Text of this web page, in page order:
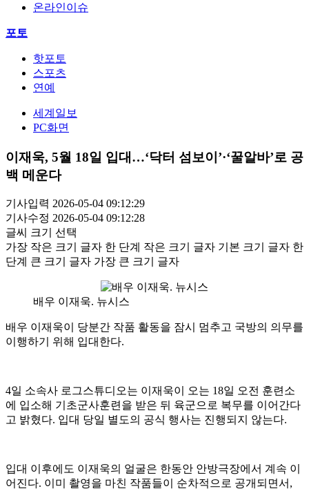
온라인이슈
포토
핫포토
스포츠
연예
세계일보
PC화면
이재욱, 5월 18일 입대…‘닥터 섬보이’·‘꿀알바’로 공
백 메운다
기사입력 2026-05-04 09:12:29
기사수정 2026-05-04 09:12:28
글씨 크기 선택
가장 작은 크기 글자 한 단계 작은 크기 글자 기본 크기 글자 한
단계 큰 크기 글자 가장 큰 크기 글자
배우 이재욱. 뉴시스
배우 이재욱이 당분간 작품 활동을 잠시 멈추고 국방의 의무를
이행하기 위해 입대한다.
4일 소속사 로그스튜디오는 이재욱이 오는 18일 오전 훈련소
에 입소해 기초군사훈련을 받은 뒤 육군으로 복무를 이어간다
고 밝혔다. 입대 당일 별도의 공식 행사는 진행되지 않는다.
입대 이후에도 이재욱의 얼굴은 한동안 안방극장에서 계속 이
어진다. 이미 촬영을 마친 작품들이 순차적으로 공개되면서,